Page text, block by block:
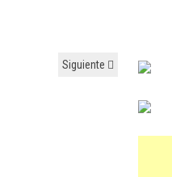
Siguiente